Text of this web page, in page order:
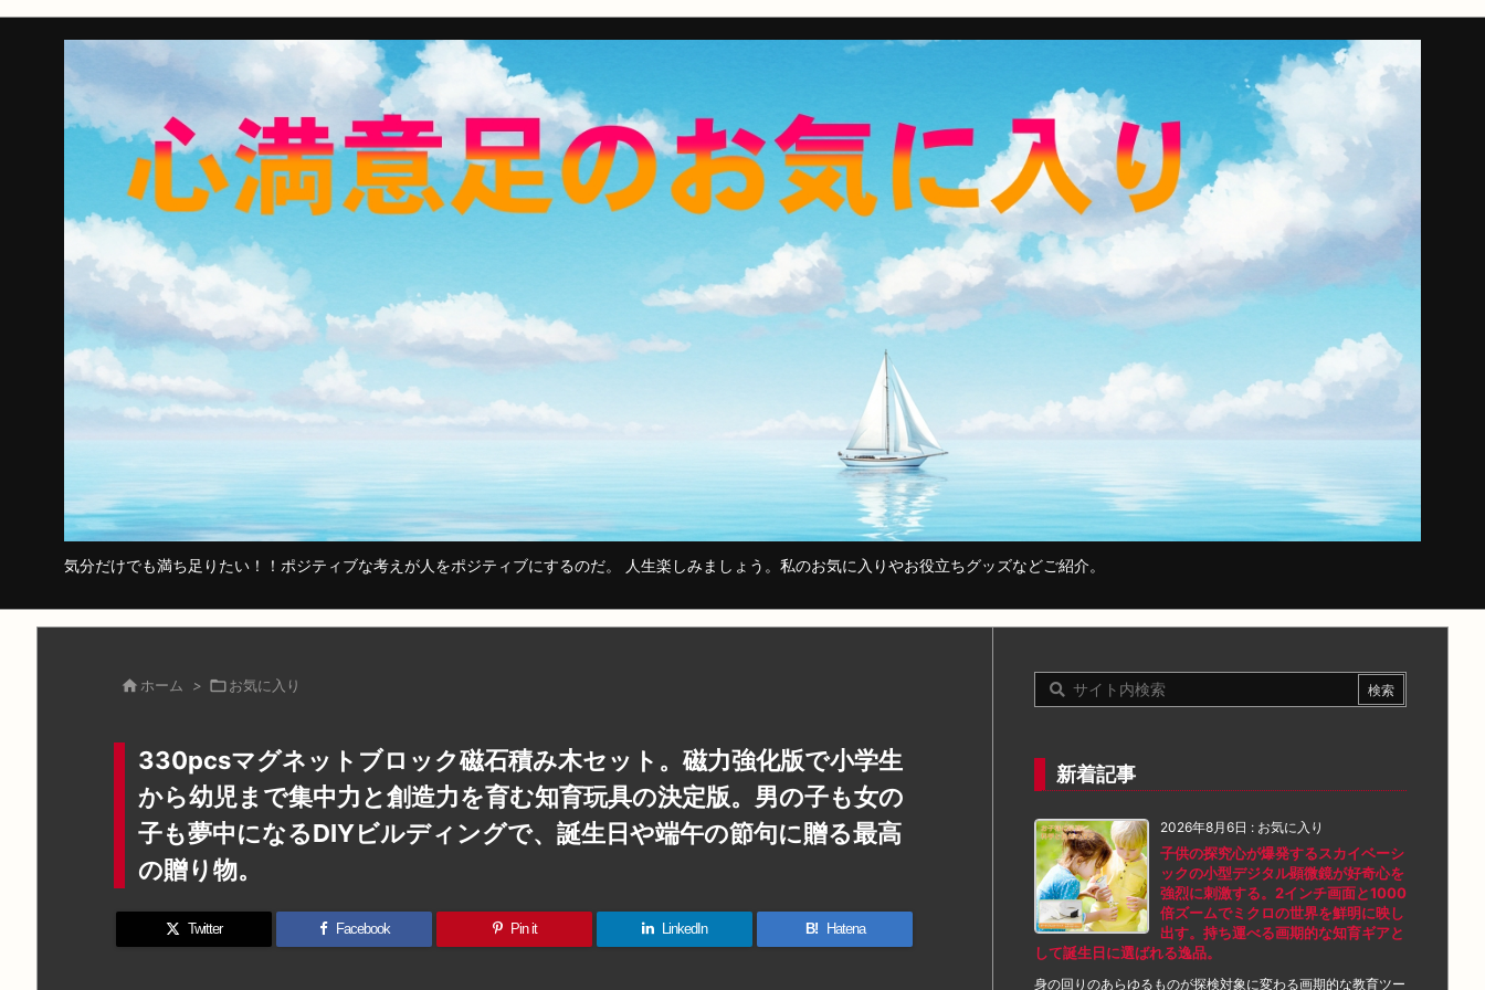
気分だけでも満ち足りたい！！ポジティブな考えが人をポジティブにするのだ。 人生楽しみましょう。私のお気に入りやお役立ちグッズなどご紹介。
 ホーム > お気に入り
330pcsマグネットブロック磁石積み木セット。磁力強化版で小学生
から幼児まで集中力と創造力を育む知育玩具の決定版。男の子も女の
子も夢中になるDIYビルディングで、誕生日や端午の節句に贈る最高
の贈り物。
Twitter Facebook Pin it LinkedIn B! Hatena
新着記事
2026年8月6日 : お気に入り
子供の探究心が爆発するスカイベーシ
ックの小型デジタル顕微鏡が好奇心を
強烈に刺激する。2インチ画面と1000
倍ズームでミクロの世界を鮮明に映し
出す。持ち運べる画期的な知育ギアと
して誕生日に選ばれる逸品。
身の回りのあらゆるものが探検対象に変わる画期的な教育ツー